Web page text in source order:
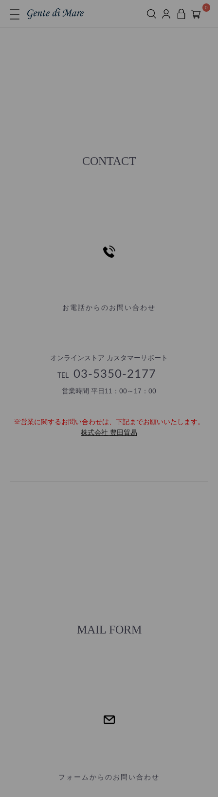
0
CONTACT
お電話からのお問い合わせ
オンラインストア カスタマーサポート
TEL 03-5350-2177
営業時間 平日11：00～17：00
※営業に関するお問い合わせは、下記までお願いいたします。
株式会社 豊田貿易
MAIL FORM
フォームからのお問い合わせ